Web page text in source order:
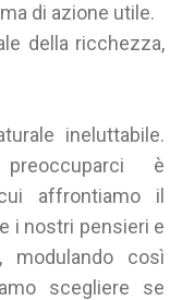
di azione utile.
della ricchezza,
ineluttabile.
è
affrontiamo il
i nostri pensieri e
modulando così
scegliere se